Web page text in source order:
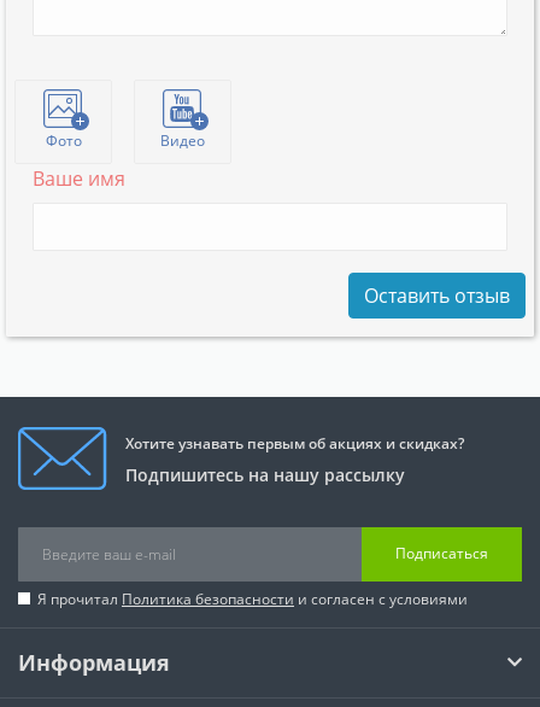
Фото Видео
Ваше имя
Оставить отзыв
Хотите узнавать первым об акциях и скидках?
Подпишитесь на нашу рассылку
Подписаться
Я прочитал Политика безопасности и согласен с условиями
Информация